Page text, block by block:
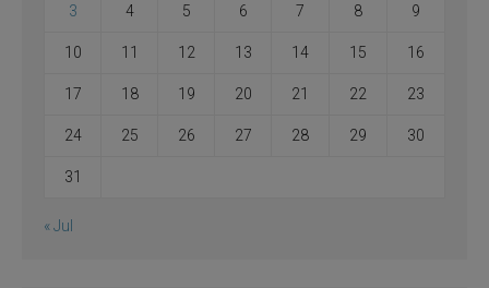
3 4 5 6 7 8 9
10 11 12 13 14 15 16
17 18 19 20 21 22 23
24 25 26 27 28 29 30
31
« Jul